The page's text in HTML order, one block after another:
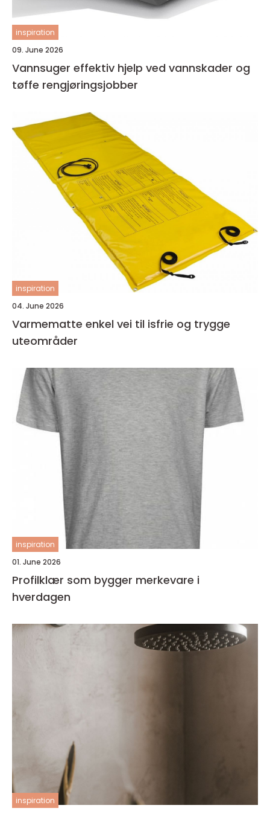
inspiration
09. June 2026
Vannsuger effektiv hjelp ved vannskader og
tøffe rengjøringsjobber
inspiration
04. June 2026
Varmematte enkel vei til isfrie og trygge
uteområder
inspiration
01. June 2026
Profilklær som bygger merkevare i
hverdagen
inspiration